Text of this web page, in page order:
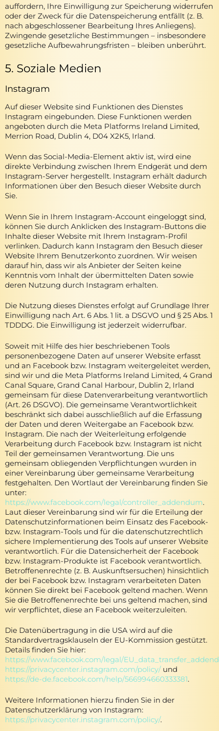
auffordern, Ihre Einwilligung zur Speicherung widerrufen
oder der Zweck für die Datenspeicherung entfällt (z. B.
nach abgeschlossener Bearbeitung Ihres Anliegens).
Zwingende gesetzliche Bestimmungen – insbesondere
gesetzliche Aufbewahrungsfristen – bleiben unberührt.
5. Soziale Medien
Instagram
Auf dieser Website sind Funktionen des Dienstes
Instagram eingebunden. Diese Funktionen werden
angeboten durch die Meta Platforms Ireland Limited,
Merrion Road, Dublin 4, D04 X2K5, Irland.
Wenn das Social-Media-Element aktiv ist, wird eine
direkte Verbindung zwischen Ihrem Endgerät und dem
Instagram-Server hergestellt. Instagram erhält dadurch
Informationen über den Besuch dieser Website durch
Sie.
Wenn Sie in Ihrem Instagram-Account eingeloggt sind,
können Sie durch Anklicken des Instagram-Buttons die
Inhalte dieser Website mit Ihrem Instagram-Profil
verlinken. Dadurch kann Instagram den Besuch dieser
Website Ihrem Benutzerkonto zuordnen. Wir weisen
darauf hin, dass wir als Anbieter der Seiten keine
Kenntnis vom Inhalt der übermittelten Daten sowie
deren Nutzung durch Instagram erhalten.
Die Nutzung dieses Dienstes erfolgt auf Grundlage Ihrer
Einwilligung nach Art. 6 Abs. 1 lit. a DSGVO und § 25 Abs. 1
TDDDG. Die Einwilligung ist jederzeit widerrufbar.
Soweit mit Hilfe des hier beschriebenen Tools
personenbezogene Daten auf unserer Website erfasst
und an Facebook bzw. Instagram weitergeleitet werden,
sind wir und die Meta Platforms Ireland Limited, 4 Grand
Canal Square, Grand Canal Harbour, Dublin 2, Irland
gemeinsam für diese Datenverarbeitung verantwortlich
(Art. 26 DSGVO). Die gemeinsame Verantwortlichkeit
beschränkt sich dabei ausschließlich auf die Erfassung
der Daten und deren Weitergabe an Facebook bzw.
Instagram. Die nach der Weiterleitung erfolgende
Verarbeitung durch Facebook bzw. Instagram ist nicht
Teil der gemeinsamen Verantwortung. Die uns
gemeinsam obliegenden Verpflichtungen wurden in
einer Vereinbarung über gemeinsame Verarbeitung
festgehalten. Den Wortlaut der Vereinbarung finden Sie
unter:
https://www.facebook.com/legal/controller_addendum.
Laut dieser Vereinbarung sind wir für die Erteilung der
Datenschutzinformationen beim Einsatz des Facebook-
bzw. Instagram-Tools und für die datenschutzrechtlich
sichere Implementierung des Tools auf unserer Website
verantwortlich. Für die Datensicherheit der Facebook
bzw. Instagram-Produkte ist Facebook verantwortlich.
Betroffenenrechte (z. B. Auskunftsersuchen) hinsichtlich
der bei Facebook bzw. Instagram verarbeiteten Daten
können Sie direkt bei Facebook geltend machen. Wenn
Sie die Betroffenenrechte bei uns geltend machen, sind
wir verpflichtet, diese an Facebook weiterzuleiten.
Die Datenübertragung in die USA wird auf die
Standardvertragsklauseln der EU-Kommission gestützt.
Details finden Sie hier:
https://www.facebook.com/legal/
https://privacycenter.instagram.com/policy/ und
https://de-de.facebook.com/help/566994660333381.
Weitere Informationen hierzu finden Sie in der
Datenschutzerklärung von Instagram:
https://privacycenter.instagram.com/policy/.